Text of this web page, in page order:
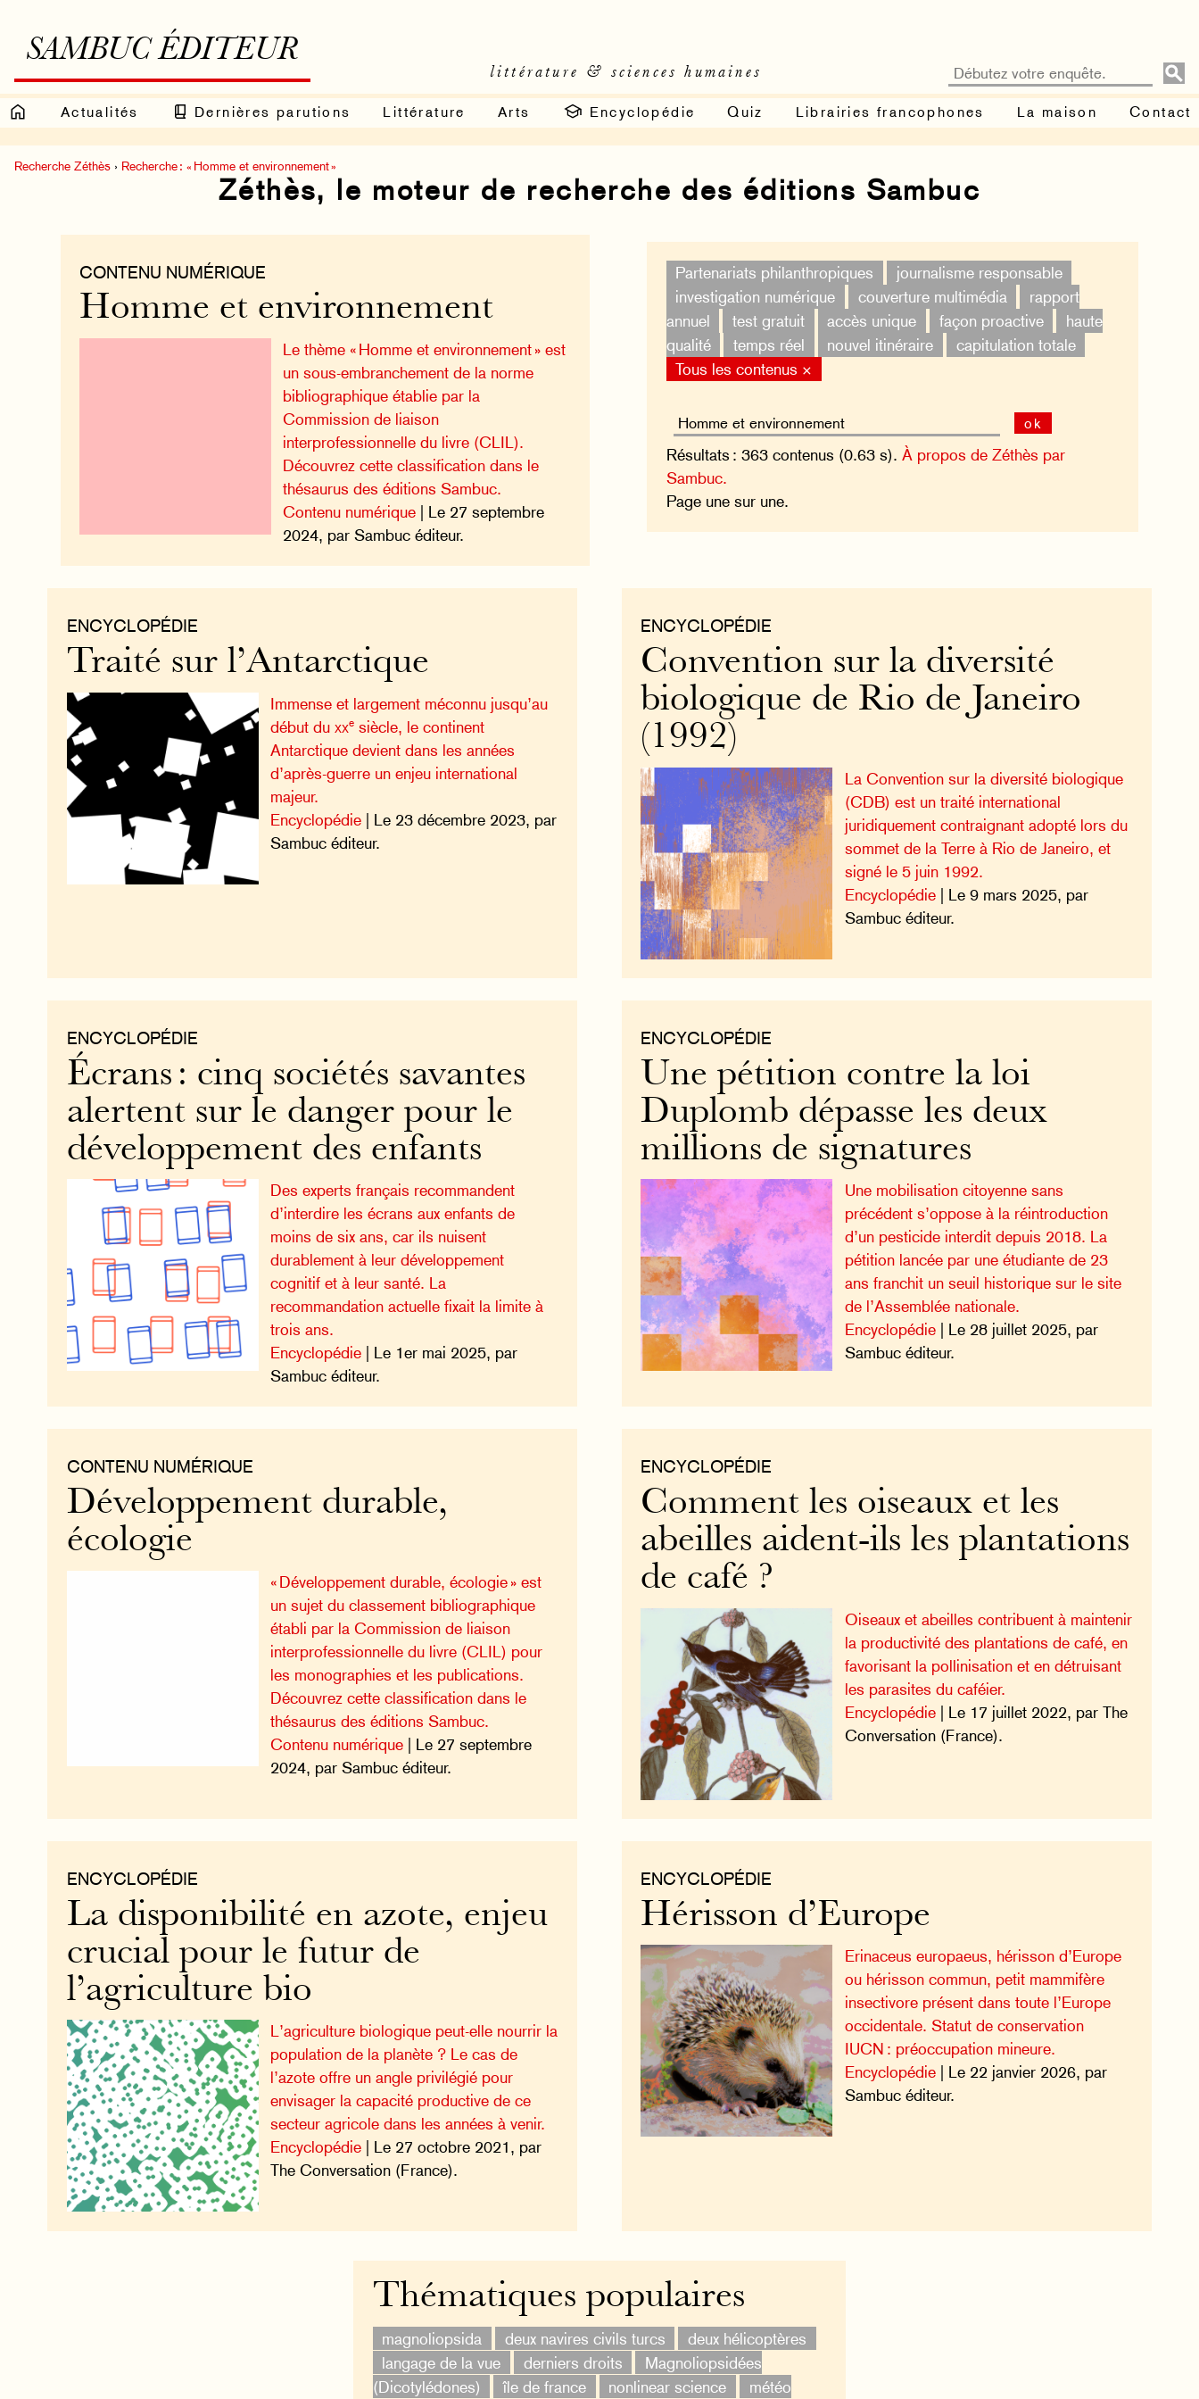
SAMBUC ÉDITEUR
littérature & sciences humaines
Actualités Dernières parutions Littérature Arts Encyclopédie Quiz Librairies francophones La maison Contact
Recherche Zéthès › Recherche : « Homme et environnement »
Zéthès, le moteur de recherche des éditions Sambuc
Partenariats philanthropiques
journalisme responsable
investigation numérique
couverture multimédia
rapport
annuel
test gratuit accès unique façon proactive
haute
qualité
temps réel nouvel itinéraire
capitulation totale
Tous les contenus ×
ok
Résultats : 363 contenus (0.63 s). À propos de Zéthès par
Sambuc.
Page une sur une.
CONTENU NUMÉRIQUE
Homme et environnement
Le thème « Homme et environnement » est
un sous-embranchement de la norme
bibliographique établie par la
Commission de liaison
interprofessionnelle du livre (CLIL).
Découvrez cette classification dans le
thésaurus des éditions Sambuc.
Contenu numérique | Le 27 septembre
2024, par Sambuc éditeur.
ENCYCLOPÉDIE
Convention sur la diversité
biologique de Rio de Janeiro
(1992)
La Convention sur la diversité biologique
(CDB) est un traité international
juridiquement contraignant adopté lors du
sommet de la Terre à Rio de Janeiro, et
signé le 5 juin 1992.
Encyclopédie| Le 9 mars 2025, par
Sambuc éditeur.
ENCYCLOPÉDIE
Traité sur l’Antarctique
Immense et largement méconnu jusqu’au
début duxxe siècle, le continent
Antarctique devient dans les années
d’après-guerre un enjeu international
majeur.
Encyclopédie | Le 23 décembre 2023, par
Sambuc éditeur.
ENCYCLOPÉDIE
Une pétition contre la loi
Duplomb dépasse les deux
millions de signatures
Une mobilisation citoyenne sans
précédent s’oppose à la réintroduction
d’un pesticide interdit depuis 2018. La
pétition lancée par une étudiante de 23
ans franchit un seuil historique sur le site
de l’Assemblée nationale.
Encyclopédie| Le 28 juillet 2025, par
Sambuc éditeur.
ENCYCLOPÉDIE
Écrans : cinq sociétés savantes
alertent sur le danger pour le
développement des enfants
Des experts français recommandent
d’interdire les écrans aux enfants de
moins de six ans, car ils nuisent
durablement à leur développement
cognitif et à leur santé. La
recommandation actuelle fixait la limite à
trois ans.
Encyclopédie | Le 1er mai 2025, par
Sambuc éditeur.
ENCYCLOPÉDIE
Comment les oiseaux et les
abeilles aident-ils les plantations
de café ?
Oiseaux et abeilles contribuent à maintenir
la productivité des plantations de café, en
favorisant la pollinisation et en détruisant
les parasites du caféier.
Encyclopédie| Le 17 juillet 2022, par The
Conversation (France).
CONTENU NUMÉRIQUE
Développement durable,
écologie
« Développement durable, écologie » est
un sujet du classement bibliographique
établi par la Commission de liaison
interprofessionnelle du livre (CLIL) pour
les monographies et les publications.
Découvrez cette classification dans le
thésaurus des éditions Sambuc.
Contenu numérique | Le 27 septembre
2024, par Sambuc éditeur.
ENCYCLOPÉDIE
Hérisson d’Europe
Erinaceus europaeus, hérisson d’Europe
ou hérisson commun, petit mammifère
insectivore présent dans toute l’Europe
occidentale. Statut de conservation
IUCN : préoccupation mineure.
Encyclopédie| Le 22 janvier 2026, par
Sambuc éditeur.
ENCYCLOPÉDIE
La disponibilité en azote, enjeu
crucial pour le futur de
l’agriculture bio
L’agriculture biologique peut-elle nourrir la
population de la planète ? Le cas de
l’azote offre un angle privilégié pour
envisager la capacité productive de ce
secteur agricole dans les années à venir.
Encyclopédie | Le 27 octobre 2021, par
The Conversation (France).
Thématiques populaires
magnoliopsida deux navires civils turcs
deux hélicoptères
langage de la vue
derniers droits
Magnoliopsidées
(Dicotylédones)
île de france nonlinear science
météo